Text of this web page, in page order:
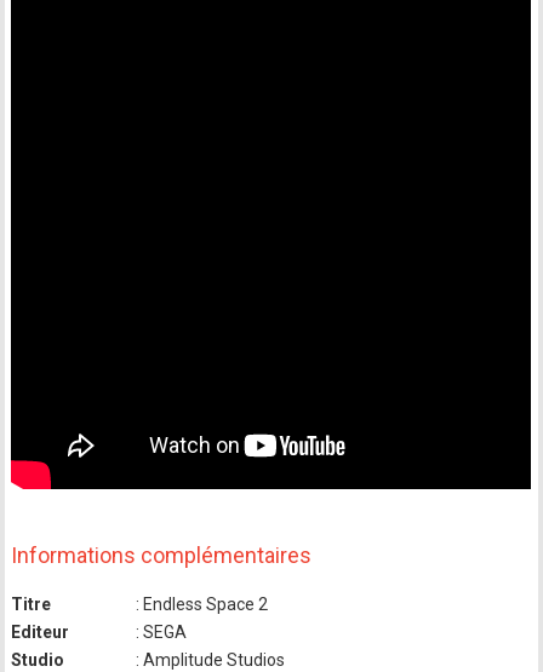
Informations complémentaires
Titre
: Endless Space 2
Editeur
: SEGA
Studio
: Amplitude Studios